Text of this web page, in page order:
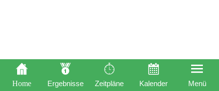
Home Ergebnisse Zeitpläne Kalender Menü